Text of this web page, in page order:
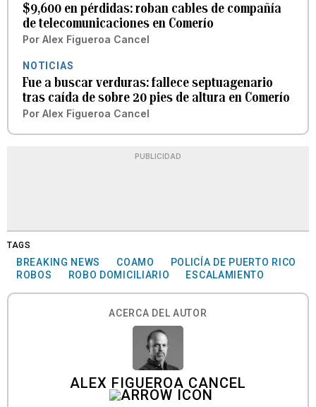
$9,600 en pérdidas: roban cables de compañía
de telecomunicaciones en Comerío
Por Alex Figueroa Cancel
NOTICIAS
Fue a buscar verduras: fallece septuagenario
tras caída de sobre 20 pies de altura en Comerío
Por Alex Figueroa Cancel
PUBLICIDAD
TAGS
BREAKING NEWS COAMO
POLICÍA DE PUERTO RICO
ROBOS
ROBO DOMICILIARIO ESCALAMIENTO
ACERCA DEL AUTOR
ALEX FIGUEROA CANCEL